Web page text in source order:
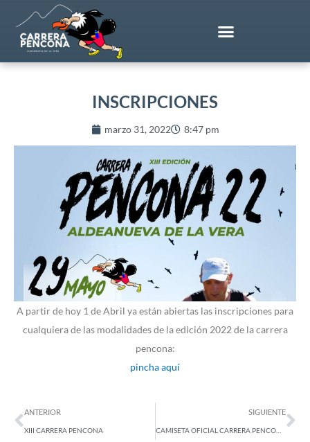
contenido
INSCRIPCIONES
marzo 31, 2022 8:47 pm
A partir de hoy 1 de Abril ya están abiertas las inscripciones para
cualquiera de las modalidades de la edición 2022 de la carrera
pencona:
pincha aquí
Ant
ANTERIOR
XIII CARRERA PENCONA
SIGUIENTE
CAMISETA OFICIAL CARRERA PENCONA 22